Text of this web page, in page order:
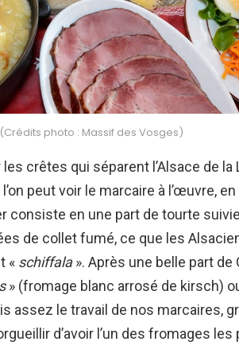
photo : Massif des Vosges)
crêtes qui séparent l’Alsace de la
peut voir le marcaire à l’œuvre,
consiste en une part de tourte
de collet fumé, ce que les
« schiffala». Après une belle part de
» (fromage blanc arrosé de kirsch)
assez le travail de nos marcaires,
d’avoir l’un des fromages les